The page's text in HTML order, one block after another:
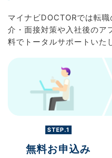
マイナビDOCTORでは転
介・面接対策や入社後のア
料でトータルサポートいた
STEP.1
無料お申込み